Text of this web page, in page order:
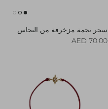
سحر نجمة مزخرفة من النحاس
Regular price
70.00 AED